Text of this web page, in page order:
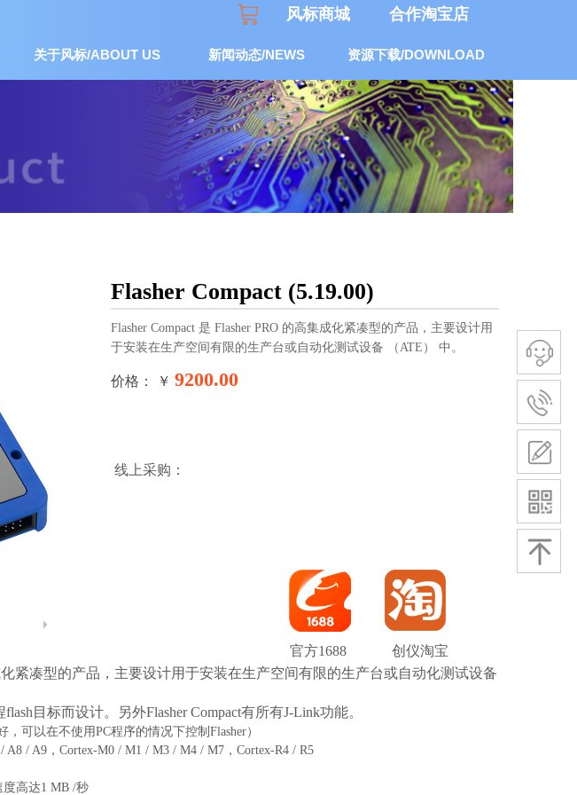
风标商城 合作淘宝店
关于风标/ABOUT US 新闻动态/NEWS 资源下载/DOWNLOAD
Flasher Compact (5.19.00)
Flasher Compact 是 Flasher PRO 的高集成化紧凑型的产品，主要设计用
于安装在生产空间有限的生产台或自动化测试设备 （ATE） 中。
价格： ￥ 9200.00
化紧凑型的产品，主要设计用于安装在生产空间有限的生产台或自动化测试设备
目标而设计。另外Flasher Compact有所有J-Link功能。
可以在不使用PC程序的情况下控制Flasher）
A8 / A9，Cortex-M0 / M1 / M3 / M4 / M7，Cortex-R4 / R5
度高达1 MB /秒
线上采购：
创仪淘宝
官方1688